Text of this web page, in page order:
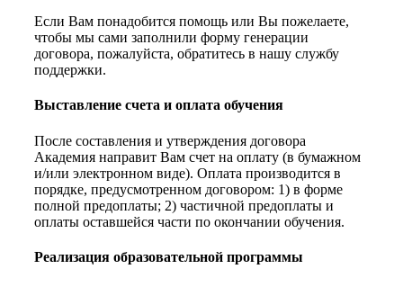
Если Вам понадобится помощь или Вы пожелаете,
чтобы мы сами заполнили форму генерации
договора, пожалуйста, обратитесь в нашу службу
поддержки.
Выставление счета и оплата обучения
После составления и утверждения договора
Академия направит Вам счет на оплату (в бумажном
и/или электронном виде). Оплата производится в
порядке, предусмотренном договором: 1) в форме
полной предоплаты; 2) частичной предоплаты и
оплаты оставшейся части по окончании обучения.
Реализация образовательной программы